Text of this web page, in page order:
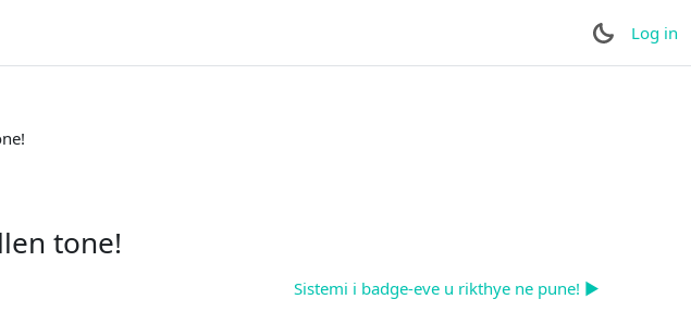
Log in
tone!
Sistemi i badge-eve u rikthye ne pune! ▶︎